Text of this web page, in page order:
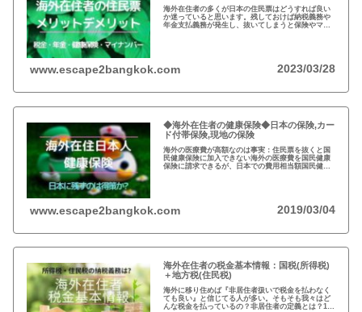
海外在住者の多くが日本の住民票はどうすれば良い
か迷っていると思います。残しておけば納税義務や
年金支払義務が発生し、抜いてしまうと保険やマイ
www.escape2bangkok.com 2023/03/28
◆海外在住者の健康保険◆日本の保険,カー
ド付帯保険,現地の保険
海外の医療費が高額なのは事実：住民票を抜くと国
民健康保険に加入できない海外の医療費を国民健康
保険に請求できるが、日本での費用相当額国民健康
www.escape2bangkok.com 2019/03/04
海外在住者の税金基本情報：国税(所得税)
＋地方税(住民税)
海外に移り住めば『非居住者扱いで税金を払わなく
ても良い』と信じてる人が多い。そもそも我々はど
んな税金を払っているの？非居住者の定義とは？1月